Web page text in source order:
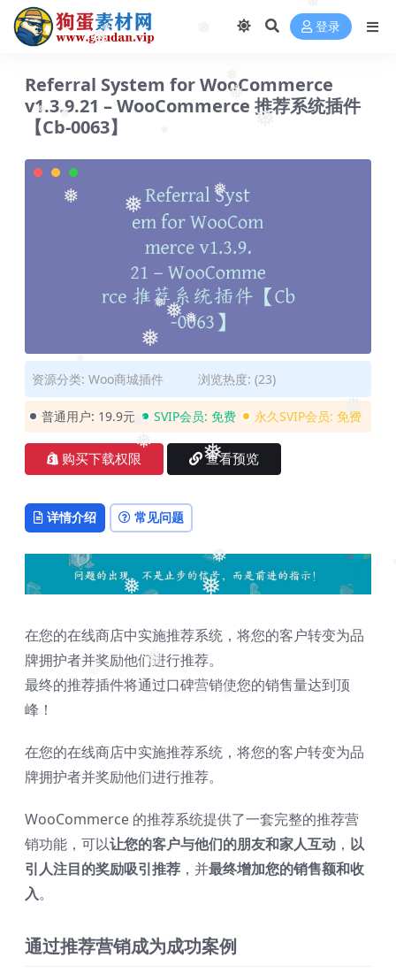
❅
❅
❅
❅
❅
❅ ❅
❅
❅
❅
❅
❅
❅
❅
❅
❅
❅
❅
❅
❅
登录
Referral System for WooCommerce
v1.3.9.21 – WooCommerce 推荐系统插件
【Cb-0063】
资源分类: Woo商城插件 浏览热度: (23)
普通用户: 19.9元 SVIP会员: 免费 永久SVIP会员: 免费
购买下载权限 查看预览
详情介绍 常见问题
在您的在线商店中实施推荐系统，将您的客户转变为品
牌拥护者并奖励他们进行推荐。
最终的推荐插件将通过口碑营销使您的销售量达到顶
峰！
在您的在线商店中实施推荐系统，将您的客户转变为品
牌拥护者并奖励他们进行推荐。
WooCommerce 的推荐系统提供了一套完整的推荐营
销功能，可以让您的客户与他们的朋友和家人互动 ， 以
引人注目的奖励吸引推荐 ，并最终增加您的销售额和收
入。
通过推荐营销成为成功案例